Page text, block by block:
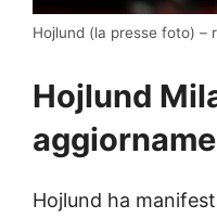
Hojlund (la presse foto) –
Hojlund
Hojlund ha